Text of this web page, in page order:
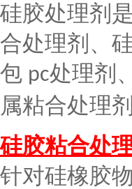
硅胶处理剂
合处理剂、
包 pc处理剂
属粘合处理
硅胶粘合处
针对硅橡胶